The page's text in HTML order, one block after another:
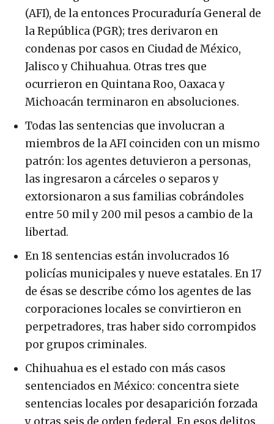
(AFI), de la entonces Procuraduría General de
la República (PGR); tres derivaron en
condenas por casos en Ciudad de México,
Jalisco y Chihuahua. Otras tres que
ocurrieron en Quintana Roo, Oaxaca y
Michoacán terminaron en absoluciones.
Todas las sentencias que involucran a
miembros de la AFI coinciden con un mismo
patrón: los agentes detuvieron a personas,
las ingresaron a cárceles o separos y
extorsionaron a sus familias cobrándoles
entre 50 mil y 200 mil pesos a cambio de la
libertad.
En 18 sentencias están involucrados 16
policías municipales y nueve estatales. En 17
de ésas se describe cómo los agentes de las
corporaciones locales se convirtieron en
perpetradores, tras haber sido corrompidos
por grupos criminales.
Chihuahua es el estado con más casos
sentenciados en México: concentra siete
sentencias locales por desaparición forzada
y otras seis de orden federal. En esos delitos